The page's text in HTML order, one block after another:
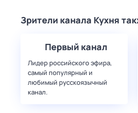
Зрители канала Кухня
Первый канал
Лидер российского эфира,
самый популярный и
любимый русскоязычный
канал.